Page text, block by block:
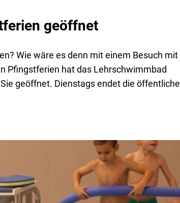
geöffnet
Wie wäre es denn mit einem Besuch mit
Pfingstferien hat das Lehrschwimmbad
geöffnet. Dienstags endet die öffentliche